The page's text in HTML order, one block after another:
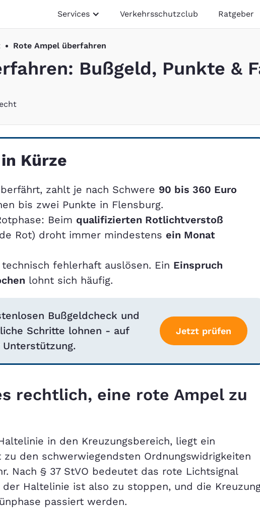
Services Verkehrsschutzclub Ratgeber
Rote Ampel überfahren
Bußgeld, Punkte &
Kürze
zahlt je nach Schwere 90 bis 360 Euro
bis zwei Punkte in Flensburg.
Beim qualifizierten Rotlichtverstoß
Rot) droht immer mindestens ein Monat
fehlerhaft auslösen. Ein Einspruch
lohnt sich häufig.
Bußgeldcheck und
Schritte lohnen - auf
Jetzt prüfen
rechtlich, eine rote Ampel zu
in den Kreuzungsbereich, liegt ein
zu den schwerwiegendsten Ordnungswidrigkeiten
Nach § 37 StVO bedeutet das rote Lichtsignal
der Haltelinie ist also zu stoppen, und die
passiert werden.